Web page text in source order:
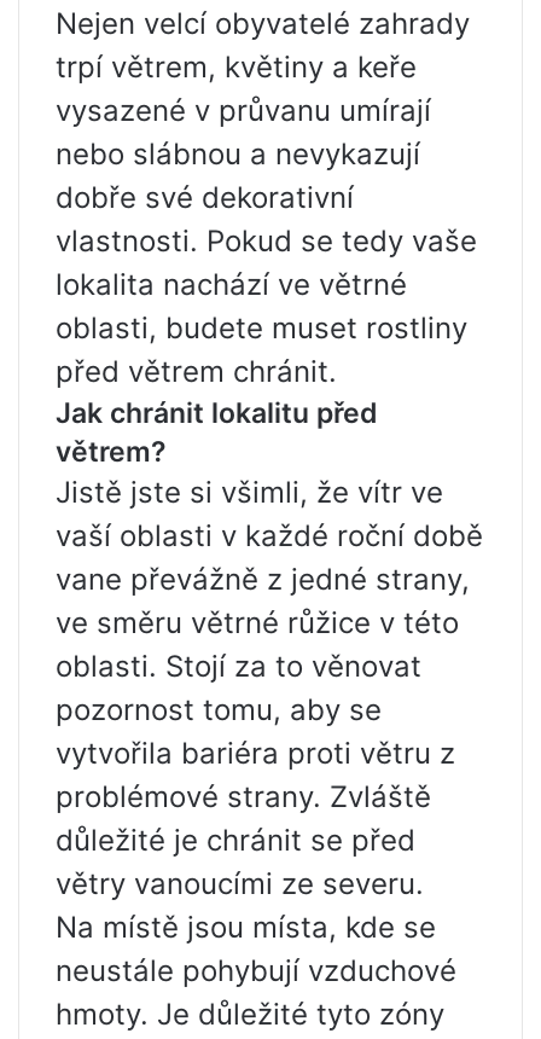
Nejen velcí obyvatelé zahrady
trpí větrem, květiny a keře
vysazené v průvanu umírají
nebo slábnou a nevykazují
dobře své dekorativní
vlastnosti. Pokud se tedy vaše
lokalita nachází ve větrné
oblasti, budete muset rostliny
před větrem chránit.
Jak chránit lokalitu před
větrem?
Jistě jste si všimli, že vítr ve
vaší oblasti v každé roční době
vane převážně z jedné strany,
ve směru větrné růžice v této
oblasti. Stojí za to věnovat
pozornost tomu, aby se
vytvořila bariéra proti větru z
problémové strany. Zvláště
důležité je chránit se před
větry vanoucími ze severu.
Na místě jsou místa, kde se
neustále pohybují vzduchové
hmoty. Je důležité tyto zóny